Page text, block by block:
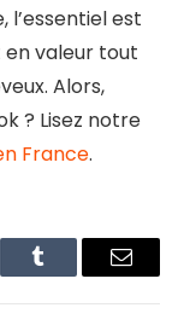
l’essentiel est
en valeur tout
Alors,
? Lisez notre
France.
Tumblr Email